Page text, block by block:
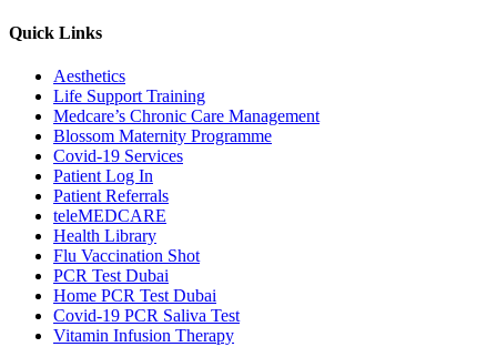
Quick Links
Aesthetics
Life Support Training
Medcare’s Chronic Care Management
Blossom Maternity Programme
Covid-19 Services
Patient Log In
Patient Referrals
teleMEDCARE
Health Library
Flu Vaccination Shot
PCR Test Dubai
Home PCR Test Dubai
Covid-19 PCR Saliva Test
Vitamin Infusion Therapy